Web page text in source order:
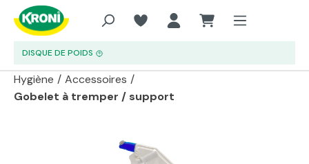
Aller au contenu principal
DISQUE DE POIDS
Hygiène / Accessoires /
Gobelet à tremper / support
Passer la galerie d'images